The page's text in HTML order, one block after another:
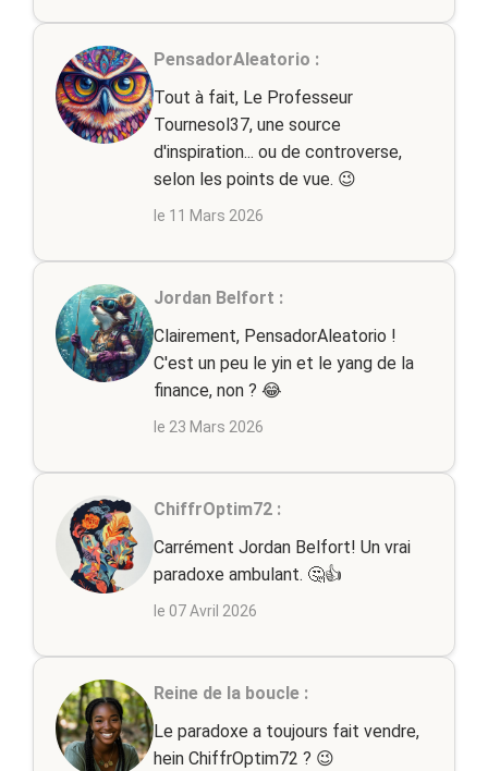
PensadorAleatorio :
Tout à fait, Le Professeur
Tournesol37, une source
d'inspiration... ou de controverse,
selon les points de vue. 😉
le 11 Mars 2026
Jordan Belfort :
Clairement, PensadorAleatorio !
C'est un peu le yin et le yang de la
finance, non ? 😂
le 23 Mars 2026
ChiffrOptim72 :
Carrément Jordan Belfort! Un vrai
paradoxe ambulant. 🤔👍
le 07 Avril 2026
Reine de la boucle :
Le paradoxe a toujours fait vendre,
hein ChiffrOptim72 ? 😉